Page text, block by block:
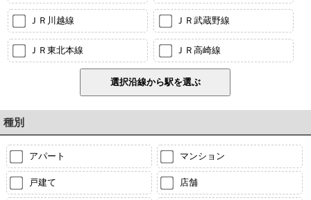
ＪＲ川越線 ＪＲ武蔵野線
ＪＲ東北本線 ＪＲ高崎線
種別
アパート マンション
戸建て 店舗